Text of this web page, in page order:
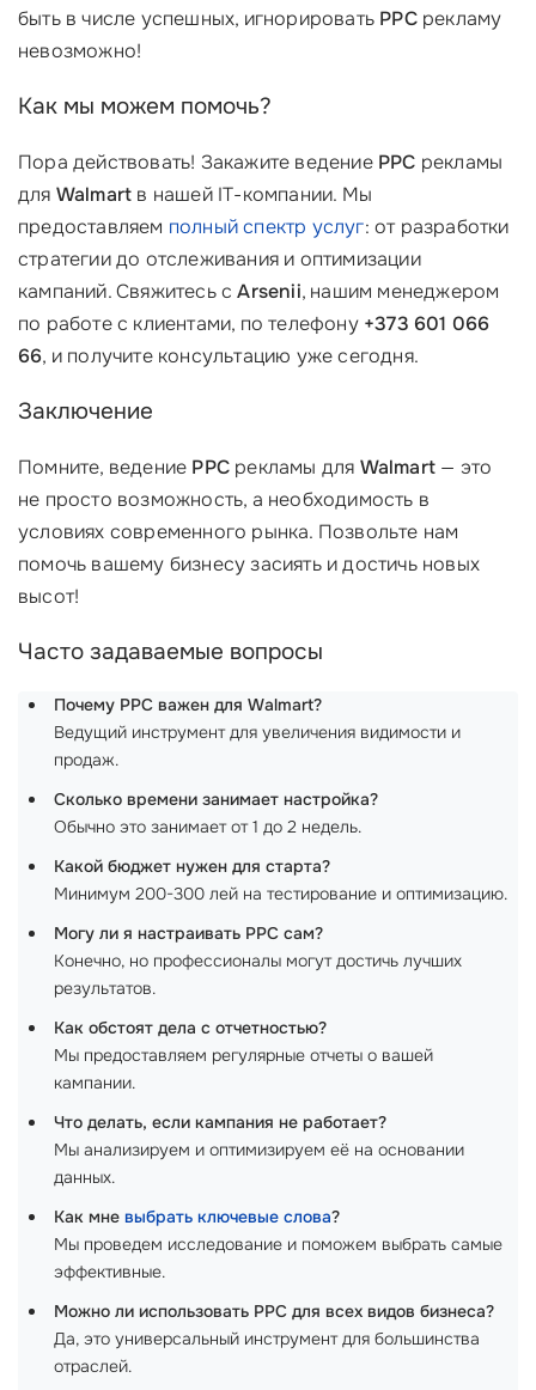
быть в числе успешных, игнорировать PPCрекламу
невозможно!
Как мы можем помочь?
Пора действовать! Закажите ведение PPC рекламы
для Walmart в нашей IT-компании. Мы
предоставляем полный спектр услуг: от разработки
стратегии до отслеживания и оптимизации
кампаний. Свяжитесь сArsenii, нашим менеджером
по работе с клиентами, по телефону +373 601 066
66, и получите консультацию уже сегодня.
Заключение
Помните, ведение PPC рекламы для Walmart — это
не просто возможность, а необходимость в
условиях современного рынка. Позвольте нам
помочь вашему бизнесу засиять и достичь новых
высот!
Часто задаваемые вопросы
Почему PPC важен для Walmart?
Ведущий инструмент для увеличения видимости и
продаж.
Сколько времени занимает настройка?
Обычно это занимает от 1 до 2 недель.
Какой бюджет нужен для старта?
Минимум 200-300 лей на тестирование и оптимизацию.
Могу ли я настраивать PPC сам?
Конечно, но профессионалы могут достичь лучших
результатов.
Как обстоят дела с отчетностью?
Мы предоставляем регулярные отчеты о вашей
кампании.
Что делать, если кампания не работает?
Мы анализируем и оптимизируем её на основании
данных.
Как мне выбрать ключевые слова?
Мы проведем исследование и поможем выбрать самые
эффективные.
Можно ли использовать PPC для всех видов бизнеса?
Да, это универсальный инструмент для большинства
отраслей.